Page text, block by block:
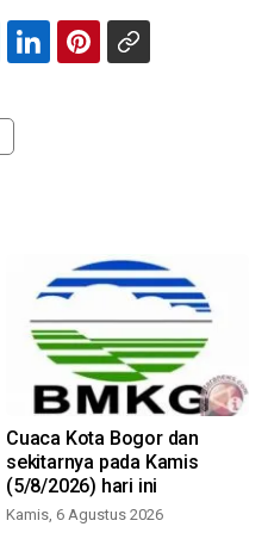
Cuaca Kota Bogor dan
sekitarnya pada Kamis
(5/8/2026) hari ini
Kamis, 6 Agustus 2026